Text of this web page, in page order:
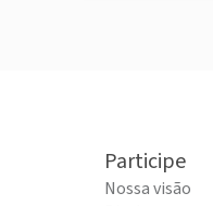
Participe
Nossa visão